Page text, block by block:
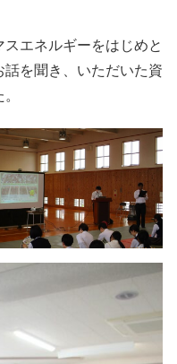
エネルギーをはじめと
を聞き、いただいた資